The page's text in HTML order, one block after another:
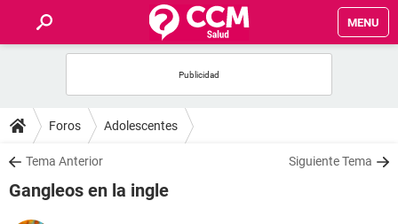
MENU
FOROS
SALUD
FAMILIA
Foros Adolescentes
Tema Anterior Siguiente Tema
Gangleos en la ingle